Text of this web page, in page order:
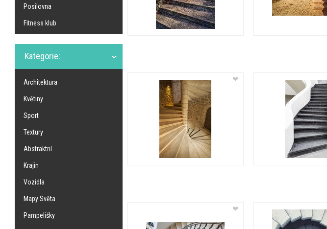
Posilovna
Fitness klub
Kategorie:
Architektura
Květiny
Sport
Textury
Abstraktní
Krajin
Vozidla
Mapy Světa
Pampelišky
❤
❤